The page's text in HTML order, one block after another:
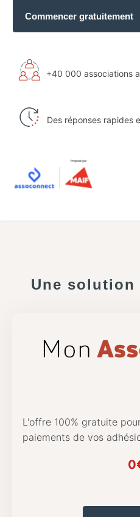
Formations gratuites
Commencer gratuitement
+40 000 associations
Des réponses rapides
Une solution
L'offre 100% gratuite
paiements de vos